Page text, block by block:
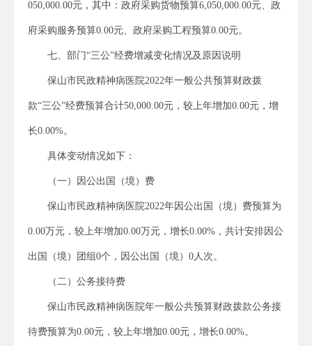
050,000.00元，其中：政府采购货物预算6,050,000.00元、政
府采购服务预算0.00元、政府采购工程预算0.00元。
七、部门“三公”经费增减变化情况及原因说明
保山市民政精神病医院2022年一般公共预算财政拨
款“三公”经费预算合计50,000.00元，较上年增加0.00元，增
长0.00%。
具体变动情况如下：
（一）因公出国（境）费
保山市民政精神病医院2022年因公出国（境）费预算为
0.00万元，较上年增加0.00万元，增长0.00%，共计安排因公
出国（境）团组0个，因公出国（境）0人次。
（二）公务接待费
保山市民政精神病医院年一般公共预算财政拨款公务接
待费预算为0.00元，较上年增加0.00元，增长0.00%。